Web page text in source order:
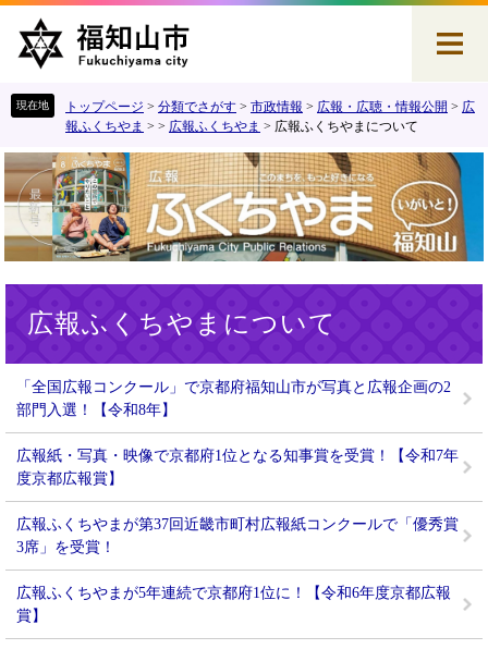
で
す
。
ば
し
て
文
へ
トップページ > 分類でさがす > 市政情報 > 広報・広聴・情報公開 > 広
報ふくちやま > > 広報ふくちやま > 広報ふくちやまについて
広報ふくちやまについて
「全国広報コンクール」で京都府福知山市が写真と広報企画の2
部門入選！【令和8年】
広報紙・写真・映像で京都府1位となる知事賞を受賞！【令和7年
度京都広報賞】
広報ふくちやまが第37回近畿市町村広報紙コンクールで「優秀賞
3席」を受賞！
広報ふくちやまが5年連続で京都府1位に！【令和6年度京都広報
賞】